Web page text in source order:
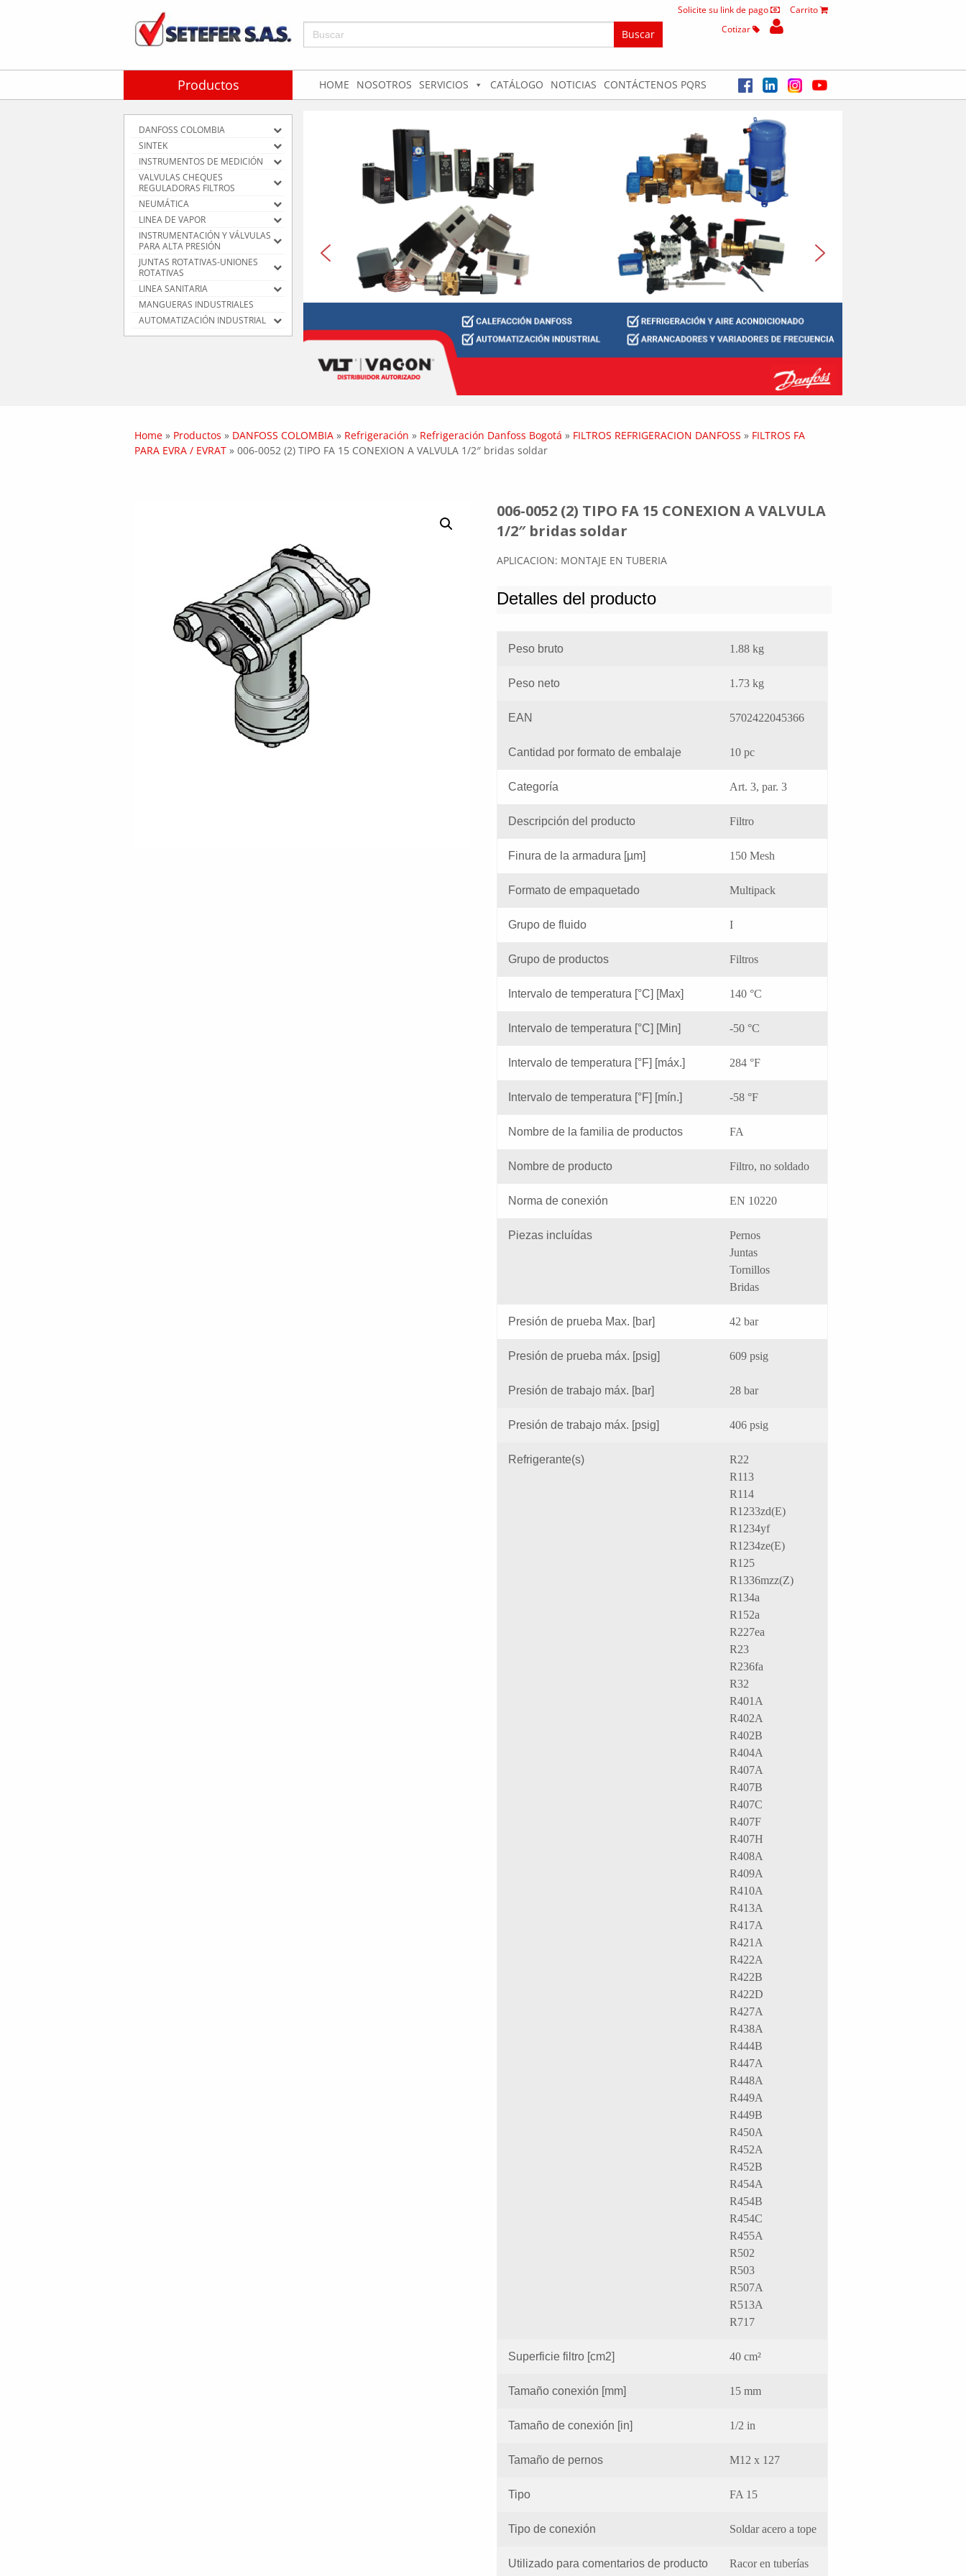
Buscar:
Solicite su link de pago
Carrito
Cotizar
HOME NOSOTROS SERVICIOS CATÁLOGO NOTICIAS CONTÁCTENOS PQRS
Productos
DANFOSS COLOMBIA
SINTEK
INSTRUMENTOS DE MEDICIÓN
VALVULAS CHEQUES
REGULADORAS FILTROS
NEUMÁTICA
LINEA DE VAPOR
INSTRUMENTACIÓN Y VÁLVULAS
PARA ALTA PRESIÓN
JUNTAS ROTATIVAS-UNIONES
ROTATIVAS
LINEA SANITARIA
MANGUERAS INDUSTRIALES
AUTOMATIZACIÓN INDUSTRIAL
Home » Productos » DANFOSS COLOMBIA » Refrigeración » Refrigeración Danfoss Bogotá » FILTROS REFRIGERACION DANFOSS » FILTROS FA
PARA EVRA / EVRAT » 006-0052 (2) TIPO FA 15 CONEXION A VALVULA 1/2″ bridas soldar
006-0052 (2) TIPO FA 15 CONEXION A VALVULA
1/2″ bridas soldar
APLICACION: MONTAJE EN TUBERIA
Detalles del producto
Peso bruto 1.88 kg
Peso neto 1.73 kg
EAN 5702422045366
Cantidad por formato de embalaje 10 pc
Categoría Art. 3, par. 3
Descripción del producto Filtro
Finura de la armadura [µm] 150 Mesh
Formato de empaquetado Multipack
Grupo de fluido I
Grupo de productos Filtros
Intervalo de temperatura [°C] [Max] 140 °C
Intervalo de temperatura [°C] [Min] -50 °C
Intervalo de temperatura [°F] [máx.] 284 °F
Intervalo de temperatura [°F] [mín.] -58 °F
Nombre de la familia de productos FA
Nombre de producto Filtro, no soldado
Norma de conexión EN 10220
Piezas incluídas
Pernos
Juntas
Tornillos
Bridas
Presión de prueba Max. [bar] 42 bar
Presión de prueba máx. [psig] 609 psig
Presión de trabajo máx. [bar] 28 bar
Presión de trabajo máx. [psig] 406 psig
Refrigerante(s)
R22
R113
R114
R1233zd(E)
R1234yf
R1234ze(E)
R125
R1336mzz(Z)
R134a
R152a
R227ea
R23
R236fa
R32
R401A
R402A
R402B
R404A
R407A
R407B
R407C
R407F
R407H
R408A
R409A
R410A
R413A
R417A
R421A
R422A
R422B
R422D
R427A
R438A
R444B
R447A
R448A
R449A
R449B
R450A
R452A
R452B
R454A
R454B
R454C
R455A
R502
R503
R507A
R513A
R717
Superficie filtro [cm2] 40 cm²
Tamaño conexión [mm] 15 mm
Tamaño de conexión [in] 1/2 in
Tamaño de pernos M12 x 127
Tipo FA 15
Tipo de conexión Soldar acero a tope
Utilizado para comentarios de producto Racor en tuberías